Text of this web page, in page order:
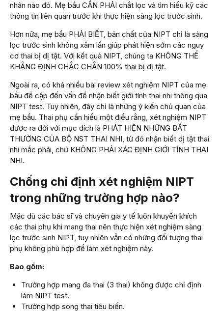
nhân nào đó. Mẹ bầu CẦN PHẢI chắt lọc và tìm hiểu kỹ các
thông tin liên quan trước khi thực hiện sàng lọc trước sinh.
Hơn nữa, mẹ bầu PHẢI BIẾT, bản chất của NIPT chỉ là sàng
lọc trước sinh không xâm lấn giúp phát hiện sớm các nguy
cơ thai bị dị tật. Với kết quả NIPT, chúng ta KHÔNG THỂ
KHẲNG ĐỊNH CHẮC CHẮN 100% thai bị dị tật.
Ngoài ra, có khá nhiều bài review xét nghiệm NIPT của mẹ
bầu đề cập đến vấn đề nhận biết giới tính thai nhi thông qua
NIPT test. Tuy nhiên, đây chỉ là những ý kiến chủ quan của
mẹ bầu. Thai phụ cần hiểu một điều rằng, xét nghiệm NIPT
được ra đời với mục đích là PHÁT HIỆN NHỮNG BẤT
THƯỜNG CỦA BỘ NST THAI NHI, từ đó nhận biết dị tật thai
nhi mắc phải, chứ KHÔNG PHẢI XÁC ĐỊNH GIỚI TÍNH THAI
NHI.
Chống chỉ định xét nghiệm NIPT
trong những trường hợp nào?
Mặc dù các bác sĩ và chuyên gia y tế luôn khuyến khích
các thai phụ khi mang thai nên thực hiện xét nghiệm sàng
lọc trước sinh NIPT, tuy nhiên vẫn có những đối tượng thai
phụ không phù hợp để làm xét nghiệm này.
Bao gồm:
Trường hợp mang đa thai (3 thai) không được chỉ định
làm NIPT test.
Trường hợp song thai tiêu biến.